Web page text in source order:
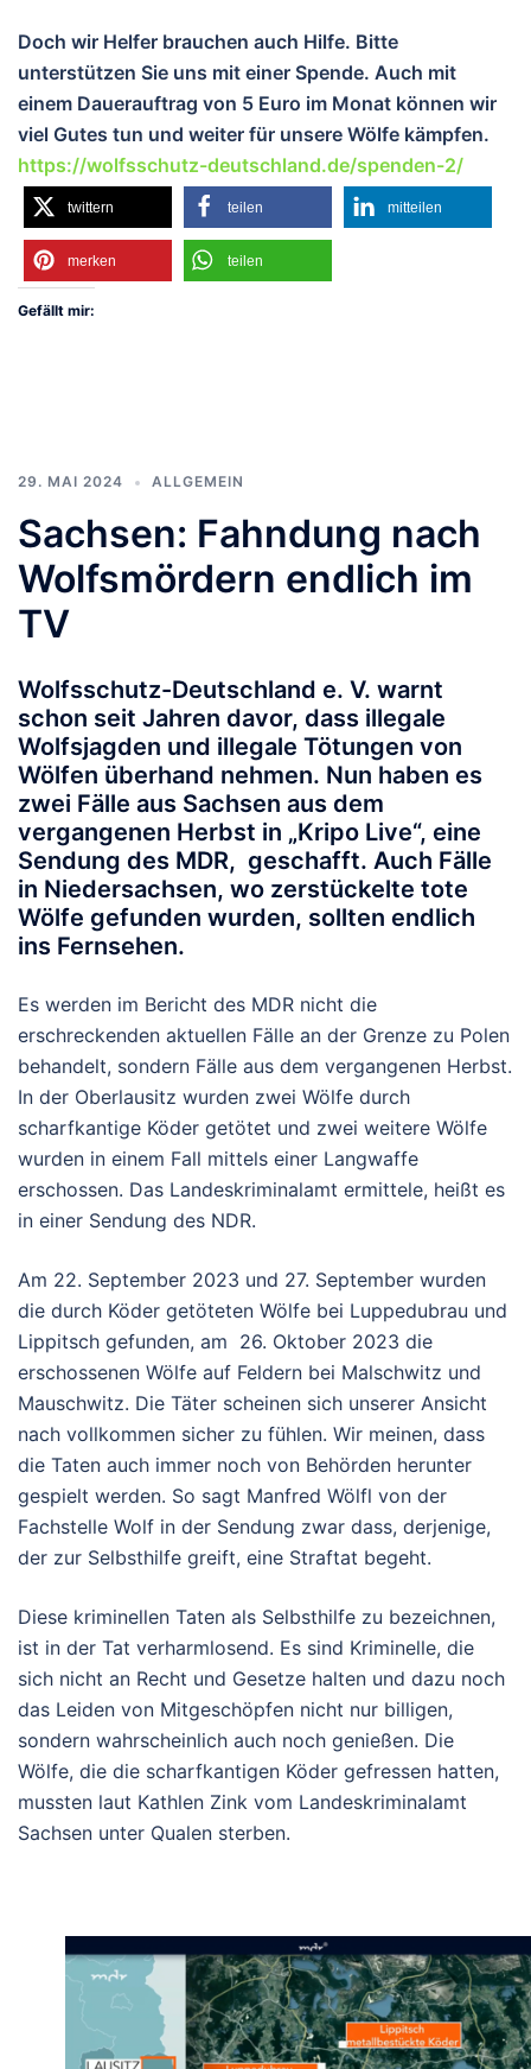
Doch wir Helfer brauchen auch Hilfe. Bitte
unterstützen Sie uns mit einer Spende. Auch mit
einem Dauerauftrag von 5 Euro im Monat können wir
viel Gutes tun und weiter für unsere Wölfe kämpfen.
https://wolfsschutz-deutschland.de/spenden-2/
twittern teilen mitteilen
merken teilen
Gefällt mir:
29. MAI 2024 ALLGEMEIN
Sachsen: Fahndung nach
Wolfsmördern endlich im
TV
Wolfsschutz-Deutschland e. V. warnt
schon seit Jahren davor, dass illegale
Wolfsjagden und illegale Tötungen von
Wölfen überhand nehmen. Nun haben es
zwei Fälle aus Sachsen aus dem
vergangenen Herbst in „Kripo Live“, eine
Sendung des MDR, geschafft. Auch Fälle
in Niedersachsen, wo zerstückelte tote
Wölfe gefunden wurden, sollten endlich
ins Fernsehen.
Es werden im Bericht des MDR nicht die
erschreckenden aktuellen Fälle an der Grenze zu Polen
behandelt, sondern Fälle aus dem vergangenen Herbst.
In der Oberlausitz wurden zwei Wölfe durch
scharfkantige Köder getötet und zwei weitere Wölfe
wurden in einem Fall mittels einer Langwaffe
erschossen. Das Landeskriminalamt ermittele, heißt es
in einer Sendung des NDR.
Am 22. September 2023 und 27. September wurden
die durch Köder getöteten Wölfe bei Luppedubrau und
Lippitsch gefunden, am 26. Oktober 2023 die
erschossenen Wölfe auf Feldern bei Malschwitz und
Mauschwitz. Die Täter scheinen sich unserer Ansicht
nach vollkommen sicher zu fühlen. Wir meinen, dass
die Taten auch immer noch von Behörden herunter
gespielt werden. So sagt Manfred Wölfl von der
Fachstelle Wolf in der Sendung zwar dass, derjenige,
der zur Selbsthilfe greift, eine Straftat begeht.
Diese kriminellen Taten als Selbsthilfe zu bezeichnen,
ist in der Tat verharmlosend. Es sind Kriminelle, die
sich nicht an Recht und Gesetze halten und dazu noch
das Leiden von Mitgeschöpfen nicht nur billigen,
sondern wahrscheinlich auch noch genießen. Die
Wölfe, die die scharfkantigen Köder gefressen hatten,
mussten laut Kathlen Zink vom Landeskriminalamt
Sachsen unter Qualen sterben.